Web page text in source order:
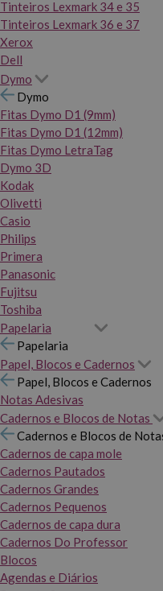
Tinteiros Lexmark 34 e 35
Tinteiros Lexmark 36 e 37
Xerox
Dell
Dymo
Dymo
Fitas Dymo D1 (9mm)
Fitas Dymo D1 (12mm)
Fitas Dymo LetraTag
Dymo 3D
Kodak
Olivetti
Casio
Philips
Primera
Panasonic
Fujitsu
Toshiba
Papelaria
Papelaria
Papel, Blocos e Cadernos
Papel, Blocos e Cadernos
Notas Adesivas
Cadernos e Blocos de Notas
Cadernos e Blocos de
Cadernos de capa mole
Cadernos Pautados
Cadernos Grandes
Cadernos Pequenos
Cadernos de capa dura
Cadernos Do Professor
Blocos
Agendas e Diários